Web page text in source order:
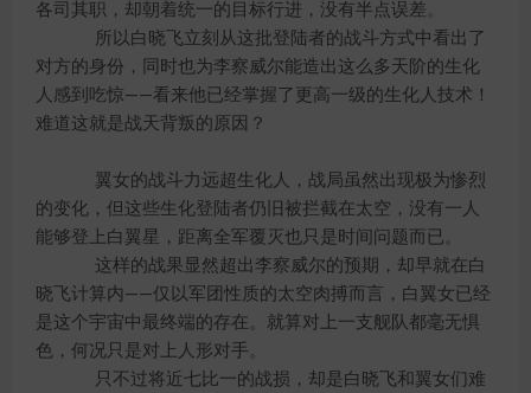
各司其职，却朝着统一的目标行进，没有半点误差。
所以白晓飞立刻从这批登陆者的战斗方式中看出了
对方的身份，同时也为李察威尔能造出这么多天阶的生化
人感到吃惊——看来他已经掌握了更高一级的生化人技术！
难道这就是战天背叛的原因？
翼女的战斗力远超生化人，战局虽然出现极为惨烈
的变化，但这些生化登陆者仍旧被拦截在太空，没有一人
能够登上白翼星，距离全军覆灭也只是时间问题而已。
这样的战果显然超出李察威尔的预期，却早就在白
晓飞计算内——仅以军团性质的太空肉搏而言，白翼女已经
是这个宇宙中最终端的存在。就算对上一支舰队都毫无惧
色，何况只是对上人形对手。
只不过将近七比一的战损，却是白晓飞和翼女们难